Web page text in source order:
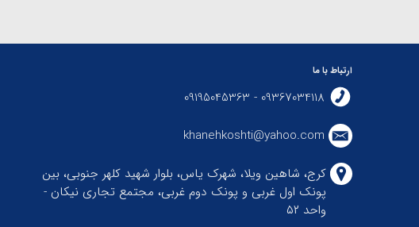
ارتباط با ما
09367034118 - 09195045363
khanehkoshti@yahoo.com
کرج، شاهین ویلا، شهرک یاس، بلوار شهید کلهر جنوبی، بین
پونک اول غربی و پونک دوم غربی، مجتمع تجاری نیکان -
واحد ۵۲